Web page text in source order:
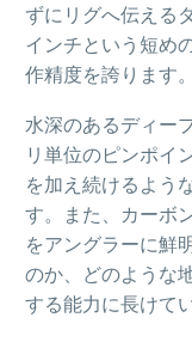
ずにリグへ伝える
インチという短め
作精度を誇ります。
水深のあるディー
リ単位のピンポイ
を加え続けるよう
す。また、カーボ
をアングラーに鮮
のか、どのような
する能力に長けて